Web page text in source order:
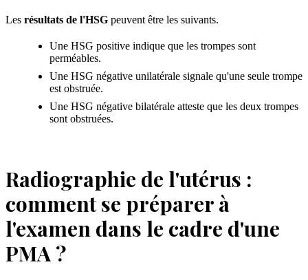
Les résultats de l'HSG peuvent être les suivants.
Une HSG positive indique que les trompes sont
perméables.
Une HSG négative unilatérale signale qu'une seule trompe
est obstruée.
Une HSG négative bilatérale atteste que les deux trompes
sont obstruées.
Radiographie de l'utérus :
comment se préparer à
l'examen dans le cadre d'une
PMA ?